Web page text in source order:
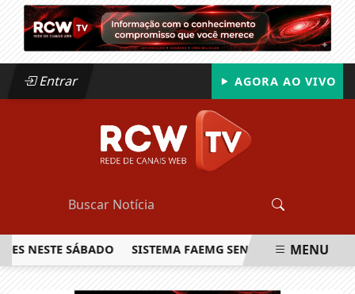
Entrar AGORA AO VIVO
SÁBADO SISTEMA FAEMG SENAR LANÇA O PRIMEIRO
MENU